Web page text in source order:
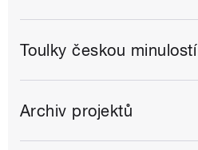
Toulky českou minulostí
Archiv projektů